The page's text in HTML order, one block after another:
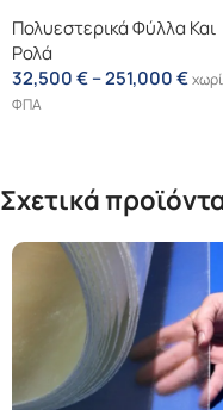
Πολυεστερικά Φύλλα Και
Ρολά
32,500€–251,000€
ΦΠΑ
Σχετικά